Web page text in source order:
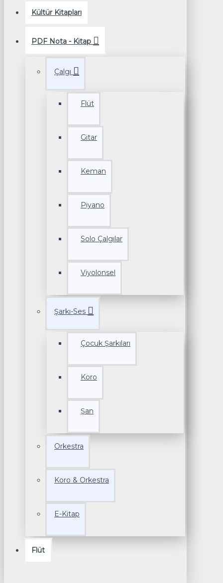
Kültür Kitapları
PDF Nota - Kitap
Çalgı
Flüt
Gitar
Keman
Piyano
Solo Çalgılar
Viyolonsel
Şarkı-Ses
Çocuk Şarkıları
Koro
Şan
Orkestra
Koro & Orkestra
E-Kitap
Flüt